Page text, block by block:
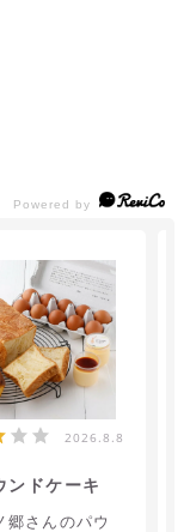
2026.8.8
ンドケーキ
郷さんのパウ